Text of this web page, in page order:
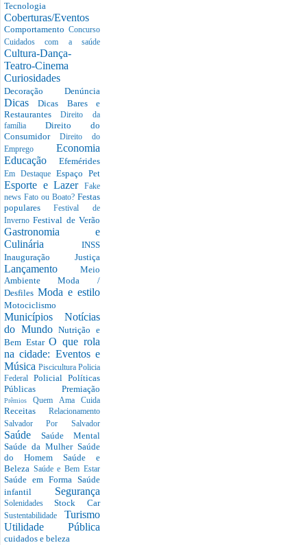
Tecnologia
Coberturas/Eventos
Comportamento Concurso
Cuidados com a saúde
Cultura-Dança-
Teatro-Cinema
Curiosidades
Decoração Denúncia
DicasDicas Bares e
RestaurantesDireito da
família Direito do
Consumidor Direito do
Emprego Economia
Educação Efemérides
Em Destaque Espaço Pet
Esporte e Lazer
Fake
news Fato ou Boato? Festas
popularesFestival de
InvernoFestival de Verão
Gastronomia e
Culinária INSS
Inauguração Justiça
Lançamento Meio
AmbienteModa /
Desfiles Moda e estilo
Motociclismo
Municípios Notícias
do MundoNutrição e
Bem EstarO que rola
na cidade: Eventos e
Música Piscicultura Policia
Federal Policial Políticas
Públicas Premiação
PrêmiosQuem Ama Cuida
Receitas Relacionamento
Salvador Por Salvador
Saúde Saúde Mental
Saúde da Mulher Saúde
do Homem Saúde e
Beleza Saúde e Bem Estar
Saúde em Forma Saúde
infantil Segurança
SolenidadesStock Car
Sustentabilidade Turismo
Utilidade Pública
cuidados e beleza